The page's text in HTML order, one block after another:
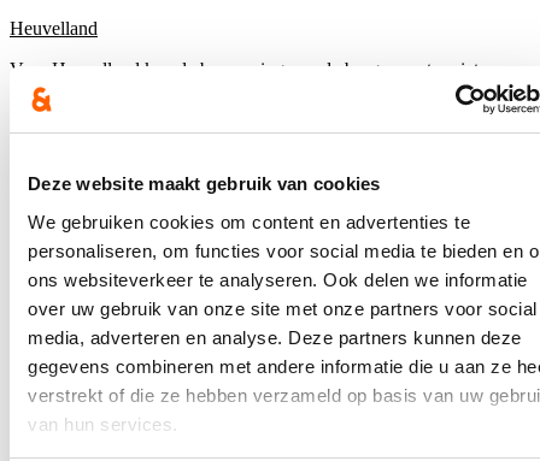
Deze website maakt gebruik van cookies
We gebruiken cookies om content en advertenties te
personaliseren, om functies voor social media te bieden en
ons websiteverkeer te analyseren. Ook delen we informatie
over uw gebruik van onze site met onze partners voor social
media, adverteren en analyse. Deze partners kunnen deze
gegevens combineren met andere informatie die u aan ze
verstrekt of die ze hebben verzameld op basis van uw
van hun services.
Heuvelland
Voor Heuvelland kan de benoeming van de burgemeester niet
doorgaan zolang er geen uitspraak is van de Raad van State over de
geldigheid van de verkiezingen.
Ontvang mijn nieuwsbrief.
E-mailadres
Postcode
Ja, ik wens de nieuwsbrief van Hilde Crevits te ontvangen op
bovenstaand mailadres*
om de privacyvoorwaarden te raadplegen